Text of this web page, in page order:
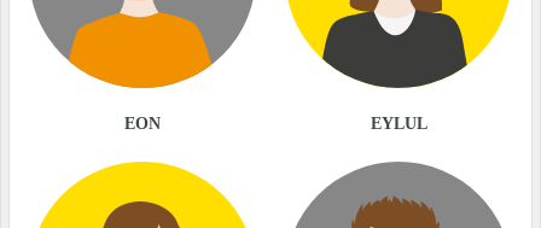
EON EYLUL